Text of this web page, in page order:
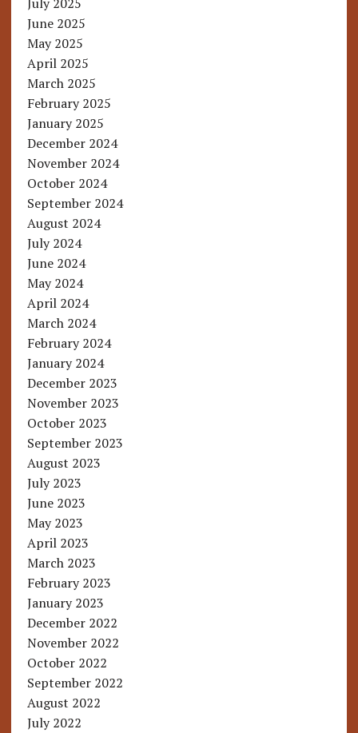
June 2025
May 2025
April 2025
March 2025
February 2025
January 2025
December 2024
November 2024
October 2024
September 2024
August 2024
July 2024
June 2024
May 2024
April 2024
March 2024
February 2024
January 2024
December 2023
November 2023
October 2023
September 2023
August 2023
July 2023
June 2023
May 2023
April 2023
March 2023
February 2023
January 2023
December 2022
November 2022
October 2022
September 2022
August 2022
July 2022